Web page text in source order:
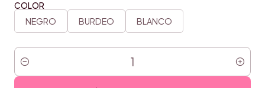
COLOR
NEGRO BURDEO BLANCO
Cantidad